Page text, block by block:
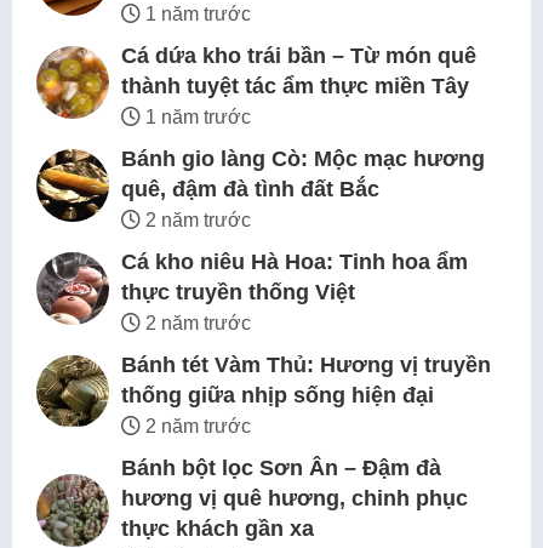
1 năm trước
Cá dứa kho trái bần – Từ món quê
thành tuyệt tác ẩm thực miền Tây
1 năm trước
Bánh gio làng Cò: Mộc mạc hương
quê, đậm đà tình đất Bắc
2 năm trước
Cá kho niêu Hà Hoa: Tinh hoa ẩm
thực truyền thống Việt
2 năm trước
Bánh tét Vàm Thủ: Hương vị truyền
thống giữa nhịp sống hiện đại
2 năm trước
Bánh bột lọc Sơn Ân – Đậm đà
hương vị quê hương, chinh phục
thực khách gần xa